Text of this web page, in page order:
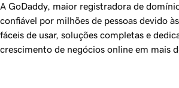
A GoDaddy, maior registradora de
confiável por milhões de pessoas devido
fáceis de usar, soluções completas e
crescimento de negócios online em mais